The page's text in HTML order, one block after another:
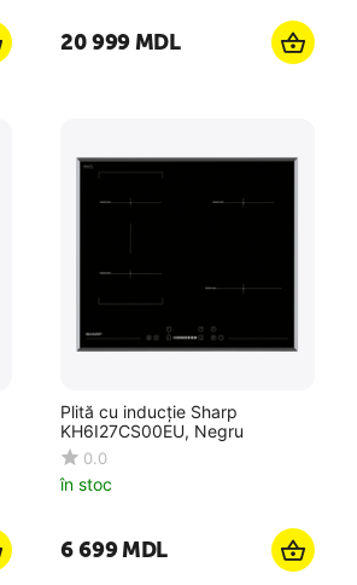
20 999MDL
Plită cu inducție Sharp
KH6I27CS00EU, Negru
0.0
în stoc
6 699MDL